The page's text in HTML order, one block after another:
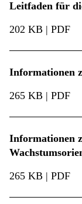
Leitfaden für
202 KB | PDF
Informationen
265 KB | PDF
Informationen
265 KB | PDF